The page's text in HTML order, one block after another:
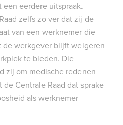
eerdere uitspraak.
zelfs zo ver dat zij de
van een werknemer die
de werkgever blijft weigeren
te bieden. Die
zij om medische redenen
Centrale Raad dat sprake
als werknemer